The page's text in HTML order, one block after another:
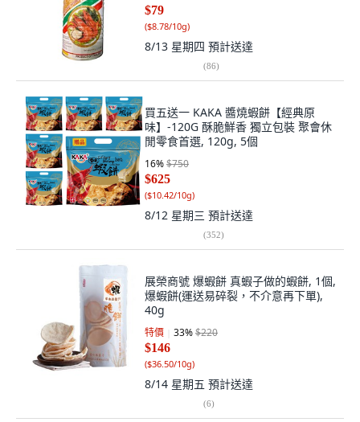
$79
($8.78/10g)
8/13 星期四 預計送達
(86)
買五送一 KAKA 醬燒蝦餅【經典原
味】-120G 酥脆鮮香 獨立包裝 聚會休
閒零食首選, 120g, 5個
16%$750
$625
($10.42/10g)
8/12 星期三 預計送達
(352)
展榮商號 爆蝦餅 真蝦子做的蝦餅, 1個,
爆蝦餅(運送易碎裂，不介意再下單),
40g
特價 33%$220
$146
($36.50/10g)
8/14 星期五 預計送達
(6)